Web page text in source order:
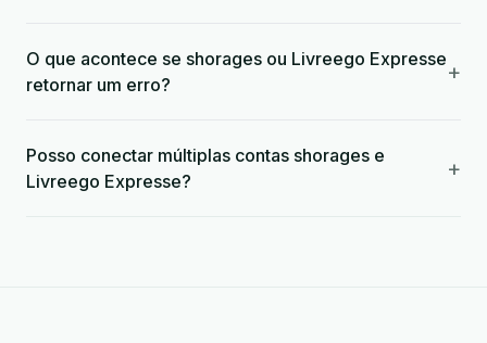
O que acontece se shorages ou Livreego Expresse
retornar um erro?
+
Posso conectar múltiplas contas shorages e
Livreego Expresse?
+